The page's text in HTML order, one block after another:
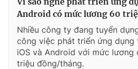
Android có mức lương 60
Nhiều công ty đang tuyển
công việc phát triển ứng dụng
iOS và Android với mức lương
triệu đồng/tháng.